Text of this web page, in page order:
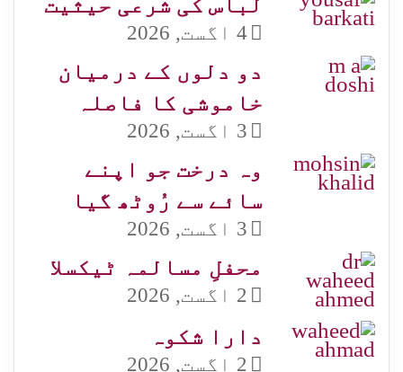
4 اگست, 2026
دو دلوں کے درمیان
خاموشی کا فاصلہ
3 اگست, 2026
وہ درخت جو اپنے
سائے سے رُوٹھ گیا
3 اگست, 2026
محفلِ مسالمہ ٹیکسلا
2 اگست, 2026
دارا شکوہ
2 اگست, 2026